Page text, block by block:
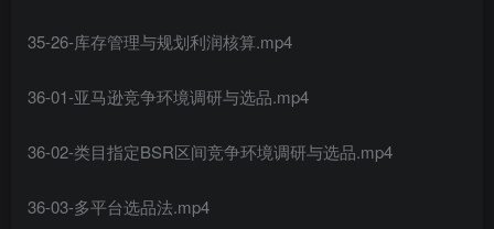
35-26-库存管理与规划利润核算.mp4
36-01-亚马逊竞争环境调研与选品.mp4
36-02-类目指定BSR区间竞争环境调研与选品.mp4
36-03-多平台选品法.mp4